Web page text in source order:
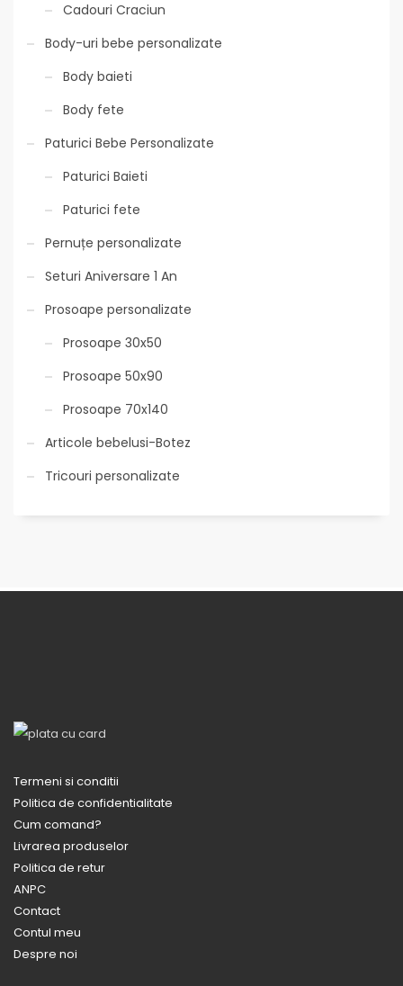
Cadouri Craciun
Body-uri bebe personalizate
Body baieti
Body fete
Paturici Bebe Personalizate
Paturici Baieti
Paturici fete
Pernuțe personalizate
Seturi Aniversare 1 An
Prosoape personalizate
Prosoape 30x50
Prosoape 50x90
Prosoape 70x140
Articole bebelusi-Botez
Tricouri personalizate
Termeni si conditii
Politica de confidentialitate
Cum comand?
Livrarea produselor
Politica de retur
ANPC
Contact
Contul meu
Despre noi